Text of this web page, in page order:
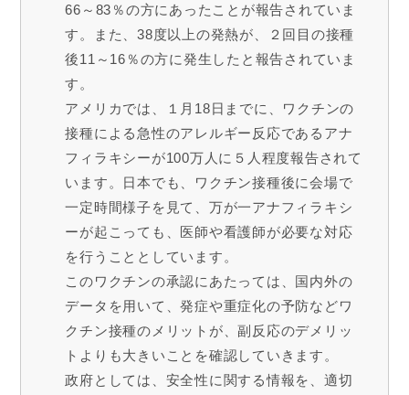
66～83％の方にあったことが報告されていま
す。また、38度以上の発熱が、２回目の接種
後11～16％の方に発生したと報告されていま
す。
アメリカでは、１月18日までに、ワクチンの
接種による急性のアレルギー反応であるアナ
フィラキシーが100万人に５人程度報告されて
います。日本でも、ワクチン接種後に会場で
一定時間様子を見て、万が一アナフィラキシ
ーが起こっても、医師や看護師が必要な対応
を行うこととしています。
このワクチンの承認にあたっては、国内外の
データを用いて、発症や重症化の予防などワ
クチン接種のメリットが、副反応のデメリッ
トよりも大きいことを確認していきます。
政府としては、安全性に関する情報を、適切